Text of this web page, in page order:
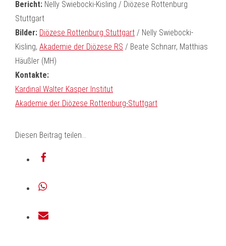
Bericht: Nelly Swiebocki-Kisling / Diözese Rottenburg
Stuttgart
Bilder: Diözese Rottenburg Stuttgart / Nelly Swiebocki-
Kisling, Akademie der Diözese RS / Beate Schnarr, Matthias
Häußler (MH)
Kontakte:
Kardinal Walter Kasper Institut
Akademie der Diözese Rottenburg-Stuttgart
Diesen Beitrag teilen...